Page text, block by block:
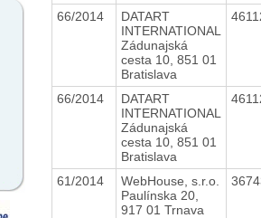
66/2014
DATART
INTERNATIONAL
Zádunajská
cesta 10, 851 01
Bratislava
66/2014
DATART
INTERNATIONAL
Zádunajská
cesta 10, 851 01
Bratislava
61/2014
WebHouse, s.r.o.
Paulínska 20,
917 01 Trnava